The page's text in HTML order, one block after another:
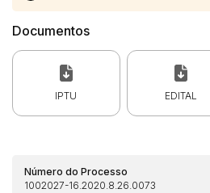
Documentos
IPTU EDITAL
Número do Processo
1002027-16.2020.8.26.0073